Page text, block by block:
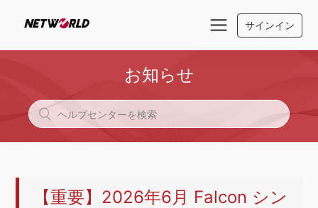
サインイン
お知らせ
【重要】2026年6月 Falcon シン